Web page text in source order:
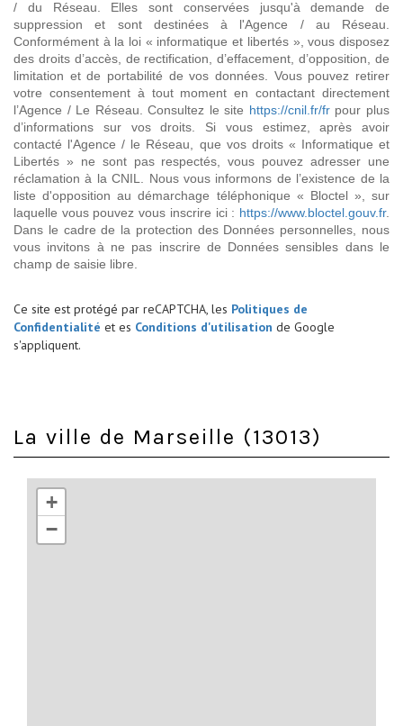
/ du Réseau. Elles sont conservées jusqu'à demande de
suppression et sont destinées à l'Agence / au Réseau.
Conformément à la loi « informatique et libertés », vous disposez
des droits d’accès, de rectification, d’effacement, d’opposition, de
limitation et de portabilité de vos données. Vous pouvez retirer
votre consentement à tout moment en contactant directement
l’Agence / Le Réseau. Consultez le site https://cnil.fr/frpour plus
d’informations sur vos droits. Si vous estimez, après avoir
contacté l'Agence / le Réseau, que vos droits « Informatique et
Libertés » ne sont pas respectés, vous pouvez adresser une
réclamation à la CNIL. Nous vous informons de l’existence de la
liste d'opposition au démarchage téléphonique « Bloctel », sur
laquelle vous pouvez vous inscrire ici : https://www.bloctel.gouv.fr.
Dans le cadre de la protection des Données personnelles, nous
vous invitons à ne pas inscrire de Données sensibles dans le
champ de saisie libre.
Ce site est protégé par reCAPTCHA, les Politiques de
Confidentialité et es Conditions d'utilisation de Google
s'appliquent.
La ville de Marseille (13013)
+
−